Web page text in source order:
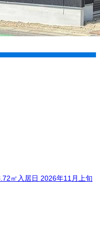
㎡ 入居日 2026年11月上旬